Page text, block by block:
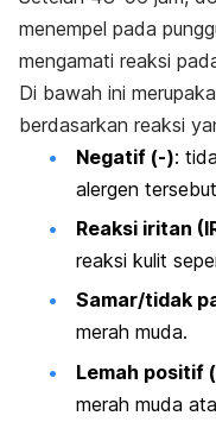
menempel pada
mengamati reaksi
Di bawah ini
berdasarkan reaksi
Negatif (-):
alergen
Reaksi iritan
reaksi kulit
Samar/tidak
merah muda.
Lemah positif
merah muda